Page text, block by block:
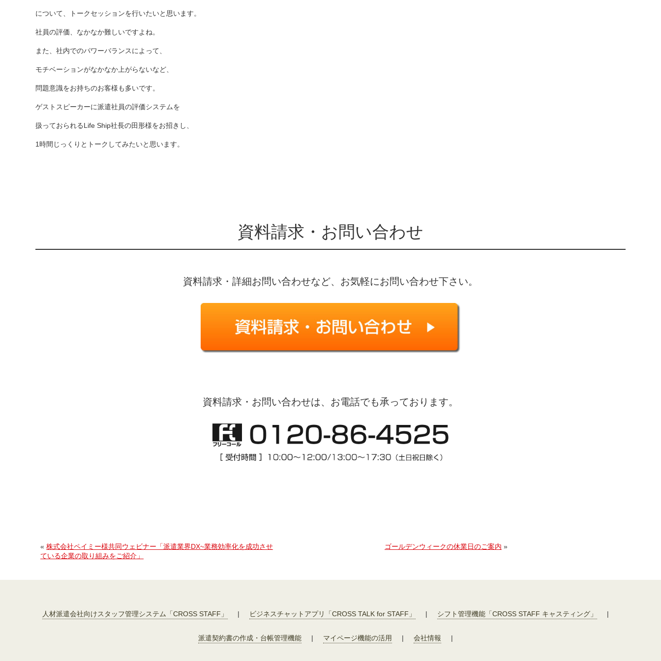
について、トークセッションを行いたいと思います。
社員の評価、なかなか難しいですよね。
また、社内でのパワーバランスによって、
モチベーションがなかなか上がらないなど、
問題意識をお持ちのお客様も多いです。
ゲストスピーカーに派遣社員の評価システムを
扱っておられるLife Ship社長の田形様をお招きし、
1時間じっくりとトークしてみたいと思います。
資料請求・お問い合わせ
資料請求・詳細お問い合わせなど、お気軽にお問い合わせ下さい。
資料請求・お問い合わせは、お電話でも承っております。
« 株式会社ペイミー様共同ウェビナー「派遣業界DX~業務効率化を成功させ
ている企業の取り組みをご紹介」
ゴールデンウィークの休業日のご案内 »
人材派遣会社向けスタッフ管理システム「CROSS STAFF」 | ビジネスチャットアプリ「CROSS TALK for STAFF」 | シフト管理機能「CROSS STAFF キャスティング」 |
派遣契約書の作成・台帳管理機能 | マイページ機能の活用 | 会社情報 |